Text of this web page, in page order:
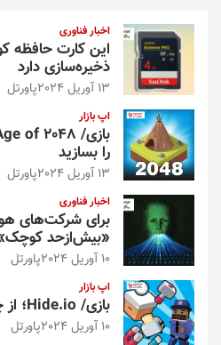
اخبار فناوری
ذخیره‌سازی دارد
13 آوریل 2024 پاورتل
اپ بازار
را بسازید
13 آوریل 2024 پاورتل
اخبار فناوری
برای شرکت‌های
«بیش‌از‌حد
10 آوریل 2024 پاورتل
اپ بازار
بازی/ Hide.io؛ از چشم بقیه پنهان شوید
10 آوریل 2024 پاورتل